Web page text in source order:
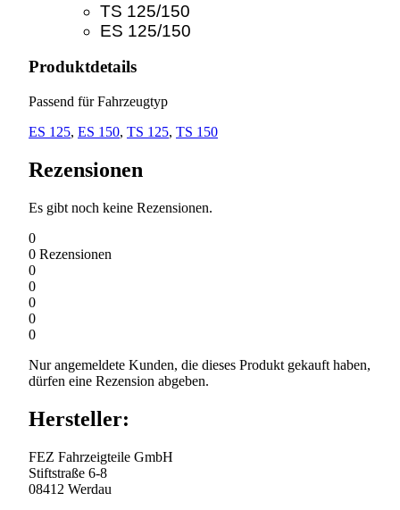
TS 125/150
ES 125/150
Produktdetails
Passend für Fahrzeugtyp
ES 125, ES 150, TS 125, TS 150
Rezensionen
Es gibt noch keine Rezensionen.
0
0 Rezensionen
0
0
0
0
0
Nur angemeldete Kunden, die dieses Produkt gekauft haben,
dürfen eine Rezension abgeben.
Hersteller:
FEZ Fahrzeigteile GmbH
Stiftstraße 6-8
08412 Werdau